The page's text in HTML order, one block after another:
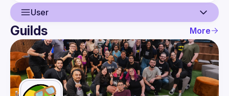
User
User
Events
Guilds
Guilds More